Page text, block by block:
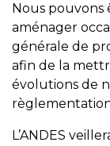
Nous pouvons
aménager
générale de
afin de la
évolutions de
L’ANDES